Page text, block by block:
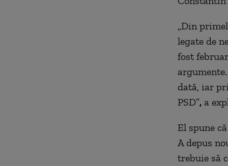
„Din
legate de
fost
dată, iar
PSD”,a
El spune
A depus
trebuie să